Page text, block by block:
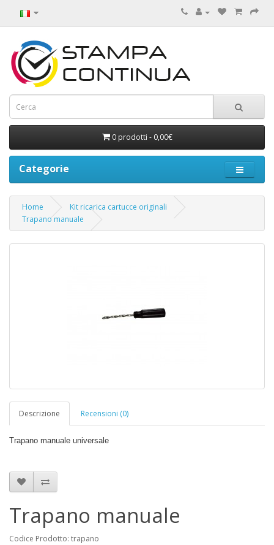
0 prodotti - 0,00€
Categorie
Home
Kit ricarica cartucce originali
Trapano manuale
Descrizione Recensioni (0)
Trapano manuale universale
Trapano manuale
Codice Prodotto: trapano